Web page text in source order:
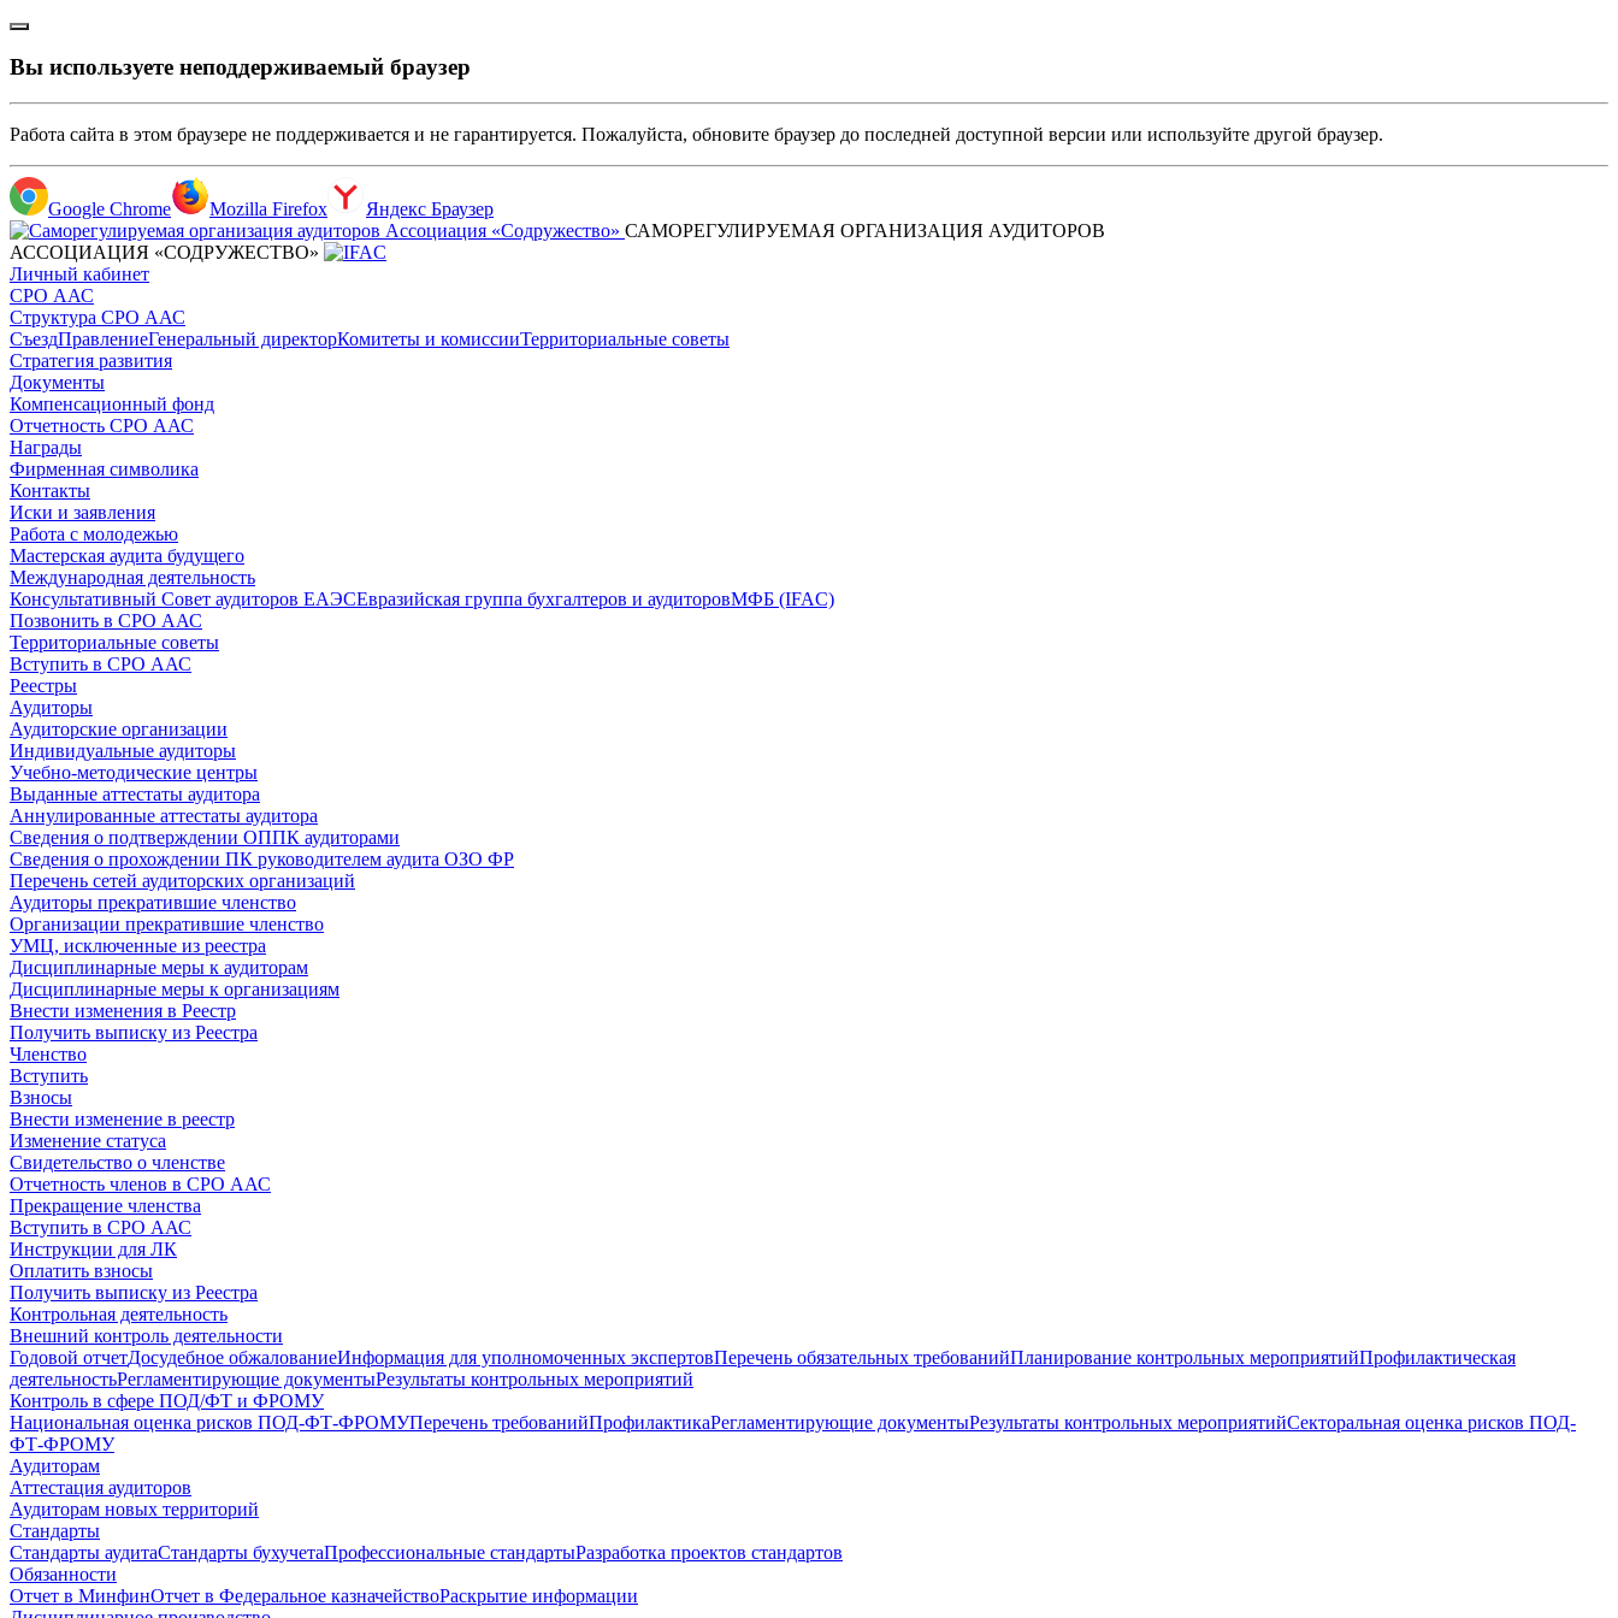
Вы используете неподдерживаемый браузер
Работа сайта в этом браузере не поддерживается и не гарантируется. Пожалуйста, обновите браузер до последней доступной версии или используйте другой браузер.
Google Chrome Mozilla Firefox
Яндекс Браузер
САМОРЕГУЛИРУЕМАЯ ОРГАНИЗАЦИЯ АУДИТОРОВ
АССОЦИАЦИЯ «СОДРУЖЕСТВО»
Личный кабинет
СРО ААС
Структура СРО ААС
СъездПравлениеГенеральный директорКомитеты и комиссииТерриториальные советы
Стратегия развития
Документы
Компенсационный фонд
Отчетность СРО ААС
Награды
Фирменная символика
Контакты
Иски и заявления
Работа с молодежью
Мастерская аудита будущего
Международная деятельность
Консультативный Совет аудиторов ЕАЭСЕвразийская группа бухгалтеров и аудиторовМФБ (IFAC)
Позвонить в СРО ААС
Территориальные советы
Вступить в СРО ААС
Реестры
Аудиторы
Аудиторские организации
Индивидуальные аудиторы
Учебно-методические центры
Выданные аттестаты аудитора
Аннулированные аттестаты аудитора
Сведения о подтверждении ОППК аудиторами
Сведения о прохождении ПК руководителем аудита ОЗО ФР
Перечень сетей аудиторских организаций
Аудиторы прекратившие членство
Организации прекратившие членство
УМЦ, исключенные из реестра
Дисциплинарные меры к аудиторам
Дисциплинарные меры к организациям
Внести изменения в Реестр
Получить выписку из Реестра
Членство
Вступить
Взносы
Внести изменение в реестр
Изменение статуса
Свидетельство о членстве
Отчетность членов в СРО ААС
Прекращение членства
Вступить в СРО ААС
Инструкции для ЛК
Оплатить взносы
Получить выписку из Реестра
Контрольная деятельность
Внешний контроль деятельности
Годовой отчетДосудебное обжалованиеИнформация для уполномоченных экспертовПеречень обязательных требованийПланирование контрольных мероприятийПрофилактическая
деятельностьРегламентирующие документыРезультаты контрольных мероприятий
Контроль в сфере ПОД/ФТ и ФРОМУ
Национальная оценка рисков ПОД-ФТ-ФРОМУПеречень требованийПрофилактикаРегламентирующие документыРезультаты контрольных мероприятийСекторальная оценка рисков ПОД-
ФТ-ФРОМУ
Аудиторам
Аттестация аудиторов
Аудиторам новых территорий
Стандарты
Стандарты аудитаСтандарты бухучетаПрофессиональные стандартыРазработка проектов стандартов
Обязанности
Отчет в МинфинОтчет в Федеральное казначействоРаскрытие информации